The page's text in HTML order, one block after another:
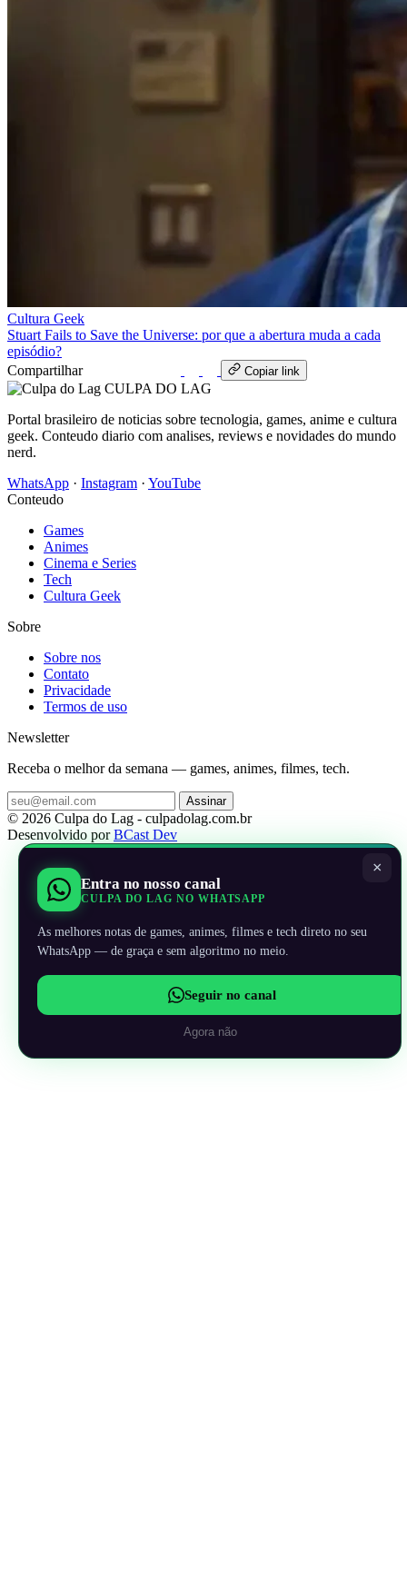
Cultura Geek
Stuart Fails to Save the Universe: por que a abertura muda a cada
episódio?
Compartilhar
Copiar link
CULPA DO LAG
Portal brasileiro de noticias sobre tecnologia, games, anime e cultura
geek. Conteudo diario com analises, reviews e novidades do mundo
nerd.
WhatsApp · Instagram · YouTube
Conteudo
Games
Animes
Cinema e Series
Tech
Cultura Geek
Sobre
Sobre nos
Contato
Privacidade
Termos de uso
Newsletter
Receba o melhor da semana — games, animes, filmes, tech.
Assinar
© 2026 Culpa do Lag - culpadolag.com.br
Desenvolvido porBCast Dev
×
Entra no nosso canal
CULPA DO LAG NO WHATSAPP
As melhores notas de games, animes, filmes e tech direto no seu
WhatsApp — de graça e sem algoritmo no meio.
Seguir no canal
Agora não